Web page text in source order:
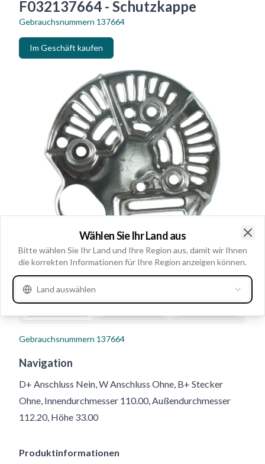
F032137664 - Schutzkappe
Gebrauchsnummern 137664
Im Geschäft kaufen
Gebrauchsnummern 137664
Navigation
D+ Anschluss Nein, W Anschluss Ohne, B+ Stecker
Ohne, Innendurchmesser 110.00, Außendurchmesser
112.20, Höhe 33.00
Produktinformationen
Wählen Sie Ihr Land aus
Bitte wählen Sie Ihr Land und Ihre Region aus, damit wir Ihnen
die korrekten Informationen für Ihre Region anzeigen können.
Land auswählen